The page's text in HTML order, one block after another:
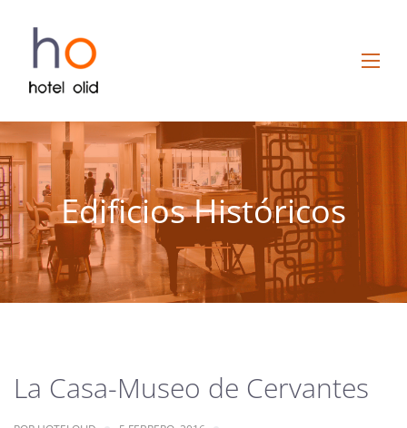
Edificios Históricos
La Casa-Museo de Cervantes